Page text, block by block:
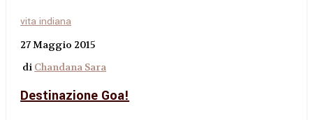
vita indiana
27 Maggio 2015
di Chandana Sara
Destinazione Goa!